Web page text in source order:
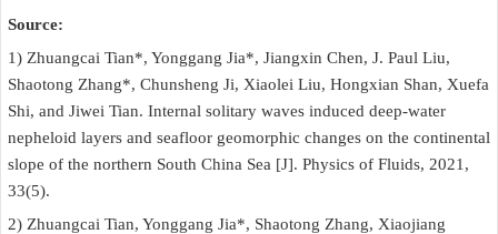
Source:
1) Zhuangcai Tian*, Yonggang Jia*, Jiangxin Chen, J. Paul Liu,
Shaotong Zhang*, Chunsheng Ji, Xiaolei Liu, Hongxian Shan, Xuefa
Shi, and Jiwei Tian. Internal solitary waves induced deep-water
nepheloid layers and seafloor geomorphic changes on the continental
slope of the northern South China Sea [J]. Physics of Fluids, 2021,
33(5).
2) Zhuangcai Tian, Yonggang Jia*, Shaotong Zhang, Xiaojiang